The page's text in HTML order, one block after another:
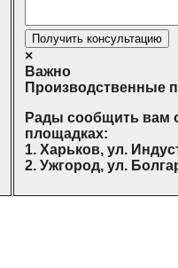
Получить консультацию
×
Важно
Производственные
Рады сообщить вам
площадках:
1. Харьков, ул.
2. Ужгород, ул.